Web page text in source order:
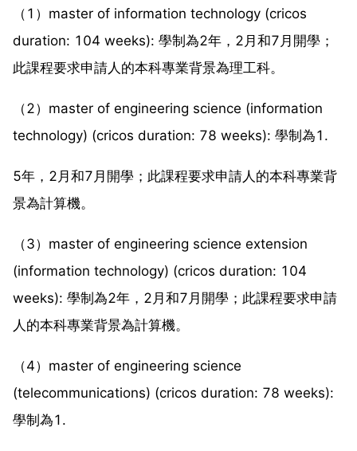
（1）master of information technology (cricos
duration: 104 weeks): 學制為2年，2月和7月開學；
此課程要求申請人的本科專業背景為理工科。
（2）master of engineering science (information
technology) (cricos duration: 78 weeks): 學制為1.
5年，2月和7月開學；此課程要求申請人的本科專業背
景為計算機。
（3）master of engineering science extension
(information technology) (cricos duration: 104
weeks): 學制為2年，2月和7月開學；此課程要求申請
人的本科專業背景為計算機。
（4）master of engineering science
(telecommunications) (cricos duration: 78 weeks):
學制為1.